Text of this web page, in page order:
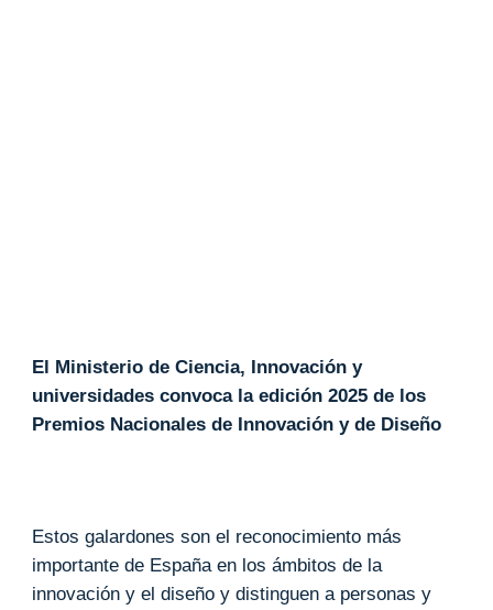
El Ministerio de Ciencia, Innovación y
universidades convoca la edición 2025 de los
Premios Nacionales de Innovación y de Diseño
Estos galardones son el reconocimiento más
importante de España en los ámbitos de la
innovación y el diseño y distinguen a personas y